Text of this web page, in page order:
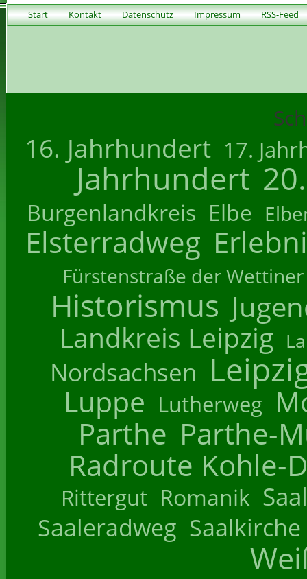
Start Kontakt Datenschutz Impressum RSS-Feed
16. Jahrhundert 17.
Jahrhundert
Burgenlandkreis Elbe
Elsterradweg
Fürstenstraße der Wettiner
Historismus
Landkreis Leipzig
Nordsachsen
Luppe Lutherweg
Parthe Parthe-
Radroute Kohle-
Rittergut Romanik
Saaleradweg Saalkirche